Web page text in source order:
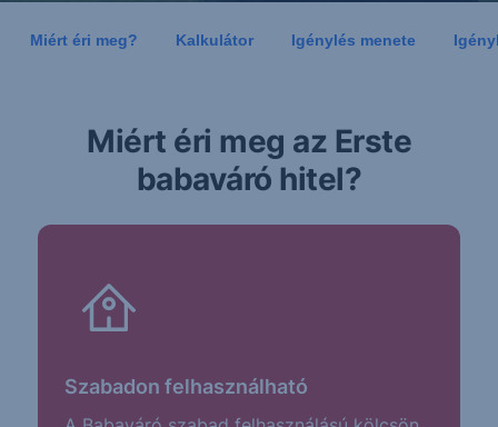
Miért éri meg? Kalkulátor Igénylés menete
Miért éri meg az Erste
babaváró hitel?
Szabadon felhasználható